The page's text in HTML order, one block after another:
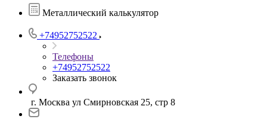
Металлический калькулятор
+74952752522
Телефоны
+74952752522
Заказать звонок
г. Москва ул Смирновская 25, стр 8